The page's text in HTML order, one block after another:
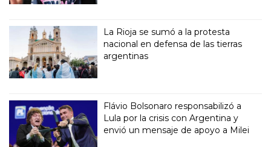
La Rioja se sumó a la protesta
nacional en defensa de las tierras
argentinas
Flávio Bolsonaro responsabilizó a
Lula por la crisis con Argentina y
envió un mensaje de apoyo a Milei